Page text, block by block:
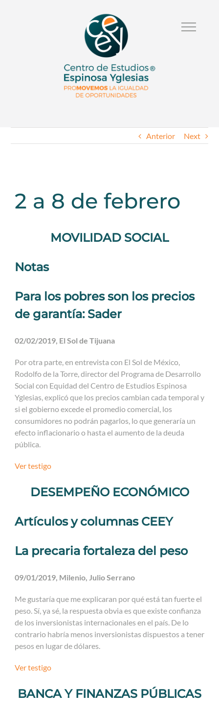
Anterior Next
2 a 8 de febrero
MOVILIDAD SOCIAL
Notas
Para los pobres son los precios
de garantía: Sader
02/02/2019, El Sol de Tijuana
Por otra parte, en entrevista con El Sol de México,
Rodolfo de la Torre, director del Programa de Desarrollo
Social con Equidad del Centro de Estudios Espinosa
Yglesias, explicó que los precios cambian cada temporal y
si el gobierno excede el promedio comercial, los
consumidores no podrán pagarlos, lo que generaría un
efecto inflacionario o hasta el aumento de la deuda
pública.
Ver testigo
DESEMPEÑO ECONÓMICO
Artículos y columnas CEEY
La precaria fortaleza del peso
09/01/2019, Milenio, Julio Serrano
Me gustaría que me explicaran por qué está tan fuerte el
peso. Sí, ya sé, la respuesta obvia es que existe confianza
de los inversionistas internacionales en el país. De lo
contrario habría menos inversionistas dispuestos a tener
pesos en lugar de dólares.
Ver testigo
BANCA Y FINANZAS PÚBLICAS